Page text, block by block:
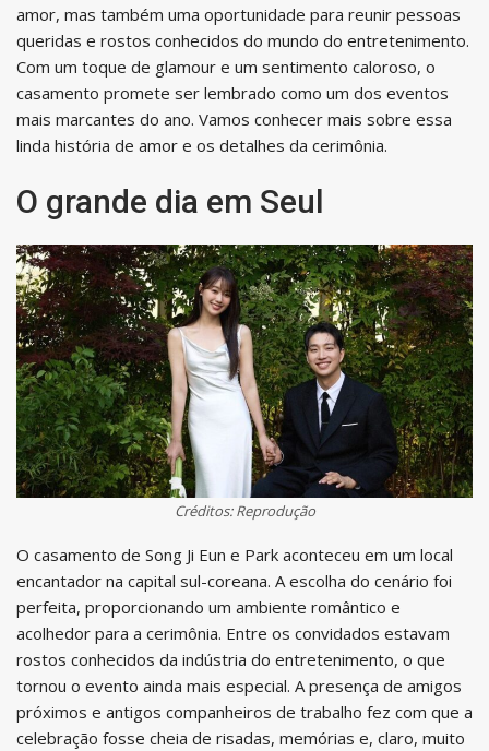
amor, mas também uma oportunidade para reunir pessoas
queridas e rostos conhecidos do mundo do entretenimento.
Com um toque de glamour e um sentimento caloroso, o
casamento promete ser lembrado como um dos eventos
mais marcantes do ano. Vamos conhecer mais sobre essa
linda história de amor e os detalhes da cerimônia.
O grande dia em Seul
Créditos: Reprodução
O casamento de Song Ji Eun e Park aconteceu em um local
encantador na capital sul-coreana. A escolha do cenário foi
perfeita, proporcionando um ambiente romântico e
acolhedor para a cerimônia. Entre os convidados estavam
rostos conhecidos da indústria do entretenimento, o que
tornou o evento ainda mais especial. A presença de amigos
próximos e antigos companheiros de trabalho fez com que a
celebração fosse cheia de risadas, memórias e, claro, muito